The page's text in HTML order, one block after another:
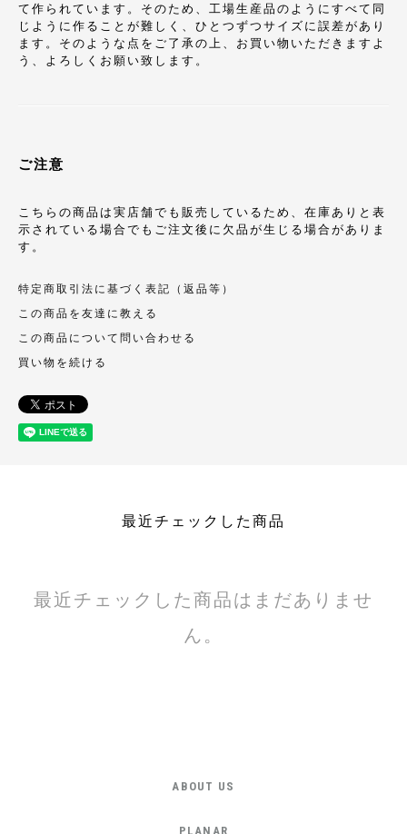
て作られています。そのため、工場生産品のようにすべて同
じように作ることが難しく、ひとつずつサイズに誤差があり
ます。そのような点をご了承の上、お買い物いただきますよ
う、よろしくお願い致します。
ご注意
こちらの商品は実店舗でも販売しているため、在庫ありと表
示されている場合でもご注文後に欠品が生じる場合がありま
す。
特定商取引法に基づく表記（返品等）
この商品を友達に教える
この商品について問い合わせる
買い物を続ける
最近チェックした商品
最近チェックした商品はまだありませ
ん。
ABOUT US
PLANAR